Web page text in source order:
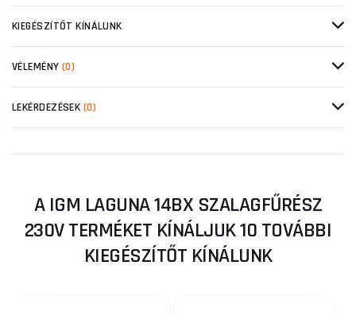
KIEGÉSZÍTŐT KÍNÁLUNK
VÉLEMÉNY (0)
LEKÉRDEZÉSEK (0)
A IGM LAGUNA 14BX SZALAGFŰRÉSZ
230V TERMÉKET KÍNÁLJUK 10 TOVÁBBI
KIEGÉSZÍTŐT KÍNÁLUNK